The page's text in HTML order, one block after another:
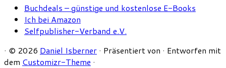
Buchdeals – günstige und kostenlose E-Books
Ich bei Amazon
Selfpublisher-Verband e.V.
· © 2026 Daniel Isberner · Präsentiert von · Entworfen mit
dem Customizr-Theme ·